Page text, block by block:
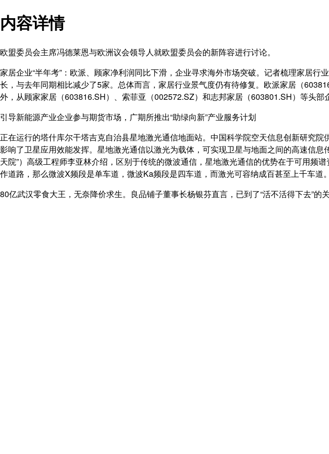
内容详情
欧盟委员会主席冯德莱恩与欧洲议会领导人就欧盟委员会的新阵容进行讨论。
家居企业“半年考”：欧派、顾家净利润同比下滑，企业寻求海外市场突破。记者梳理家居
长，与去年同期相比减少了5家。总体而言，家居行业景气度仍有待修复。欧派家居（
外，从顾家家居（603816.SH）、索菲亚（002572.SZ）和志邦家居（603801.SH）等头
引导新能源产业企业参与期货市场，广期所推出“助绿向新”产业服务计划
正在运行的塔什库尔干塔吉克自治县星地激光通信地面站。中国科学院空天信息创新研究
影响了卫星应用效能发挥。星地激光通信以激光为载体，可实现卫星与地面之间的高速信
天院”）高级工程师李亚林介绍，区别于传统的微波通信，星地激光通信的优势在于可用
作道路，那么微波X频段是单车道，微波Ka频段是四车道，而激光可容纳成百甚至上千车道。
80亿武汉零食大王，无奈降价求生。良品铺子董事长杨银芬直言，已到了“活不活得下去”的